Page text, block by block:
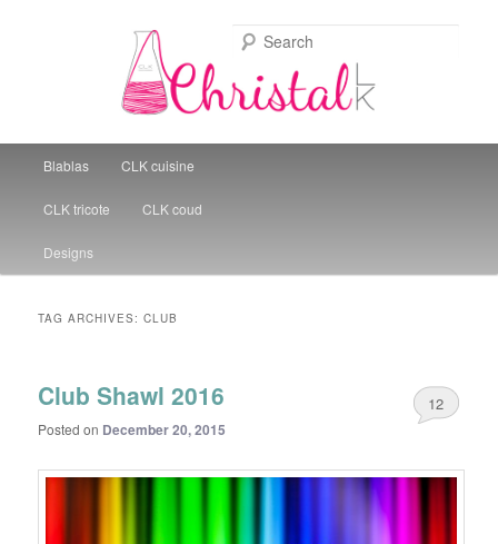
Christal Little Kitchen
Skip to primary content
Skip to secondary content
Blablas CLK cuisine
CLK tricote CLK coud
Designs
TAG ARCHIVES:CLUB
Club Shawl 2016
Posted on December 20, 2015
12